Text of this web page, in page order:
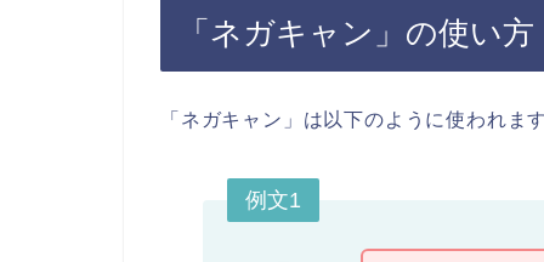
「ネガキャン」の使い
「ネガキャン」は以下のように使われま
例文1